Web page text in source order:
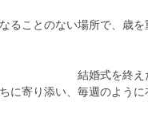
ることのない場所で、歳
結婚式を終え
に寄り添い、毎週のよう